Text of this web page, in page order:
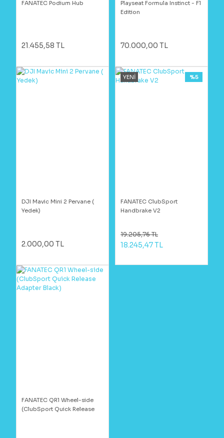
FANATEC Podium Hub
21.455,58 TL
Playseat Formula Instinct - F1
Edition
70.000,00 TL
DJI Mavic Mini 2 Pervane (
Yedek)
2.000,00 TL
YENİ
FANATEC ClubSport
Handbrake V2
%5
19.205,76 TL
18.245,47 TL
FANATEC QR1 Wheel-side
(ClubSport Quick Release